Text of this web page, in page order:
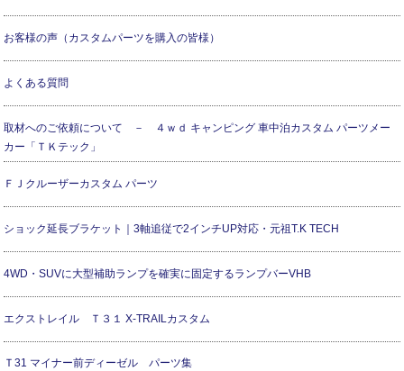
お客様の声（カスタムパーツを購入の皆様）
よくある質問
取材へのご依頼について － ４ｗｄ キャンピング 車中泊カスタム パーツメー
カー「ＴＫテック」
ＦＪクルーザーカスタム パーツ
ショック延長ブラケット｜3軸追従で2インチUP対応・元祖T.K TECH
4WD・SUVに大型補助ランプを確実に固定するランプバーVHB
エクストレイル Ｔ３１ X-TRAILカスタム
Ｔ31 マイナー前ディーゼル パーツ集